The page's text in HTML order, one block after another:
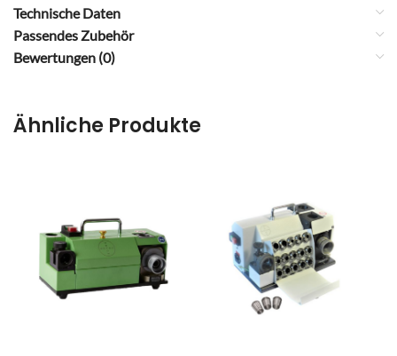
Technische Daten
Passendes Zubehör
Bewertungen (0)
Ähnliche Produkte